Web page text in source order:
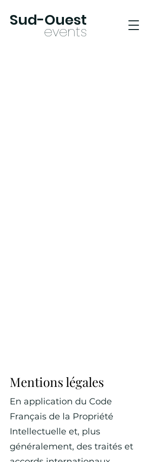
events
Sud-Ouest
Mentions légales
En application du Code
Français de la Propriété
Intellectuelle et, plus
généralement, des traités et